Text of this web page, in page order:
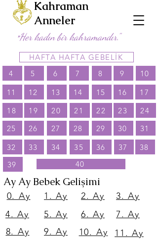
"Her kadın bir kahramandır."
29 30
31
32
33 34 35 36 37
38
39
40
28
27
26
25
9
10
11
12 13 14 15 16
17
18
19 20 21 22 23 24
8
7
6
5
4
HAFTA HAFTA GEBELİK
Kahraman
Anneler
Ay Ay Bebek Gelişimi
0. Ay 1. Ay 2. Ay
3. Ay
4. Ay
5. Ay 6. Ay
7. Ay
8. Ay
9. Ay 10. Ay 11. Ay